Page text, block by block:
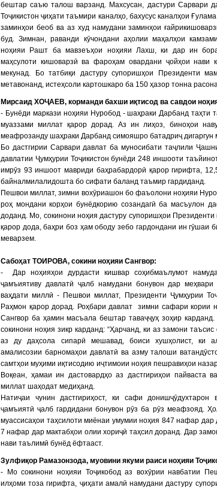
бештар саъю талош варзанд. Махсусан, дастури Сарвари
Тоҷикистон ҷиҳати таъмири каналҳо, бахусус каналҳои
заминҳои беоб ва аз худ намудани заминҳои
буд. Зимнан, раванди кӯчондани аҳолии маҳалҳои
ноҳияи Рашт ба мавзеъҳои ноҳияи Лахш, ки дар ин
маҳсулоти кишоварзӣ ва фароҳам овардани ҷойҳои нави
мекунад. Бо татбиқи дастуру супоришҳои Президенти
метавонанд, истеҳсоли картошкаро ба 150 ҳазор тонна
Мирсаид ХОҶАЕВ, корманди бахши иқтисод ва савдои
- Бунёди маркази ноҳияи Нуробод - шаҳраки Дарбанд таҳти
муаззами миллат қарор дорад. Аз ин лиҳоз, биноҳои
меафрозанду шаҳраки Дарбанд симояшро батадриҷ дигаргун
Бо дастгирии Сарвари давлат ба муносибати таҷлили
давлатии Ҷумҳурии Тоҷикистон бунёди 248 иншооти
имрӯз 93 иншоот мавриди баҳрабардорӣ қарор гирифта,
байналмилалидошта бо сифати баланд таъмир гардиданд.
Пешвои миллат, зимни вохӯриашон бо фаъолони ноҳияи
роҳ мондани корҳои бунёдкорию созандагӣ ба масъулон
доданд. Мо, сокинони ноҳия дастуру супоришҳои
қарор дода, баҳри боз ҳам ободу зебо гардондани ин гӯшаи
меварзем.
Сабоҳат ТОИРОВА, сокини ноҳияи Сангвор:
- Дар ноҳияҳои дурдасти кишвар соҳибмаълумот
ҷамъиятиву давлатӣ ҷалб намудани бонувон дар меҳвари
ваҳдати миллӣ - Пешвои миллат, Президенти Ҷумҳурии
Раҳмон қарор дорад. Роҳбари давлат зимни сафари кории
Сангвор ба ҳамин масъала бештар таваҷҷуҳ зоҳир
сокинони ноҳия зикр карданд: “Ҳарчанд, ки аз замони
аз ду даҳсола сипарӣ мешавад, боиси хушҳолист, ки
амалисозии барномаҳои давлатӣ ва азму талоши
самтҳои муҳими иқтисодию иҷтимоии ноҳия пешравиҳои
Воқеан, ҳамаи ин дастовардҳо аз дастгириҳои пайваста
миллат шаҳодат медиҳанд.
Натиҷаи чунин дастгириҳост, ки сафи донишҷӯдухтарон
ҷамъиятӣ ҷалб гардидани бонувон рӯз ба рӯз меафзояд.
муассисаҳои таҳсилоти миёнаи умумии ноҳия 847 нафар
7 нафар дар мактабҳои олии хориҷӣ таҳсил доранд. Дар
нави таълимӣ бунёд ёфтааст.
Зулфиқор Рамазонзода, муовини якуми раиси ноҳияи
- Мо сокинони ноҳияи Тоҷикобод аз вохӯрии навбатии
илҳоми тоза гирифта, ҷиҳати амалӣ намудани дастуру